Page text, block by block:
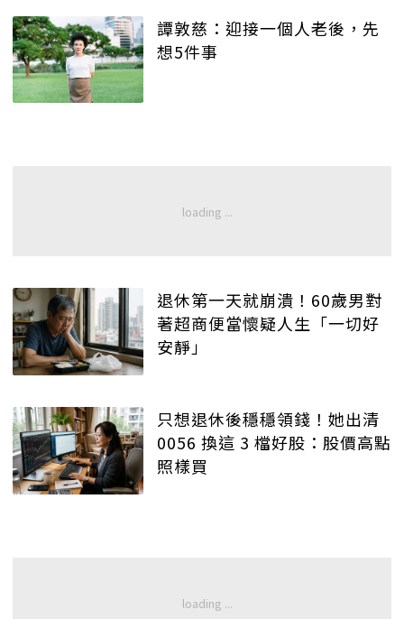
譚敦慈：迎接一個人老後，先
想5件事
退休第一天就崩潰！60歲男對
著超商便當懷疑人生「一切好
安靜」
只想退休後穩穩領錢！她出清
0056 換這 3 檔好股：股價高點
照樣買